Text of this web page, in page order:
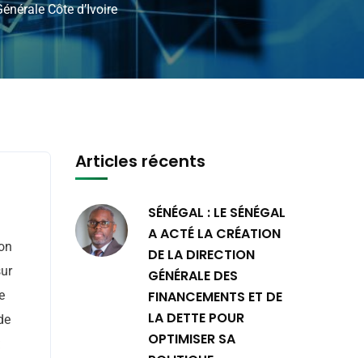
Côte d’Ivoire
Articles récents
SÉNÉGAL : LE SÉNÉGAL
A ACTÉ LA CRÉATION
DE LA DIRECTION
GÉNÉRALE DES
FINANCEMENTS ET DE
LA DETTE POUR
OPTIMISER SA